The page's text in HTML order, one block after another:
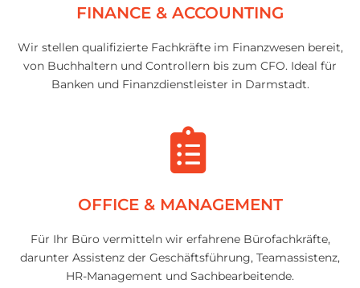
FINANCE & ACCOUNTING
Wir stellen qualifizierte Fachkräfte im Finanzwesen bereit,
von Buchhaltern und Controllern bis zum CFO. Ideal für
Banken und Finanzdienstleister in Darmstadt.
OFFICE & MANAGEMENT
Für Ihr Büro vermitteln wir erfahrene Bürofachkräfte,
darunter Assistenz der Geschäftsführung, Teamassistenz,
HR-Management und Sachbearbeitende.